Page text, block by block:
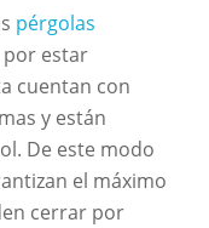
pérgolas
por estar
cuentan con
y están
De este modo
el máximo
cerrar por